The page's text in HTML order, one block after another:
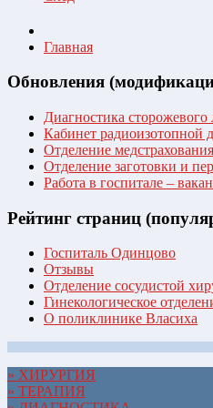
Главная
Обновления
Диагностика
Кабинет радиоизотопной
Отделение
Отделение заготовки и
Работа в госпитале –
Рейтинг страниц
Госпиталь Одинцово
Отзывы
Отделение сосудистой
Гинекологическое
О поликлинике Власиха
» ХИРУРГИЯ
» ТЕРАПИЯ